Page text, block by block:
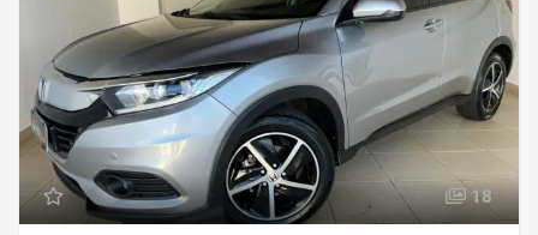
18